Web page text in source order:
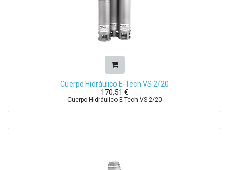
Cuerpo Hidráulico E-Tech VS 2/20
170,51 €
Cuerpo Hidráulico E-Tech VS 2/20